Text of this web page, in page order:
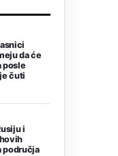
da će
posle
čuti
i
područja